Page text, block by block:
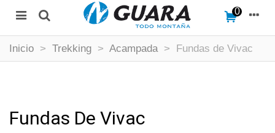
0
Inicio > Trekking > Acampada > Fundas de Vivac
Fundas De Vivac